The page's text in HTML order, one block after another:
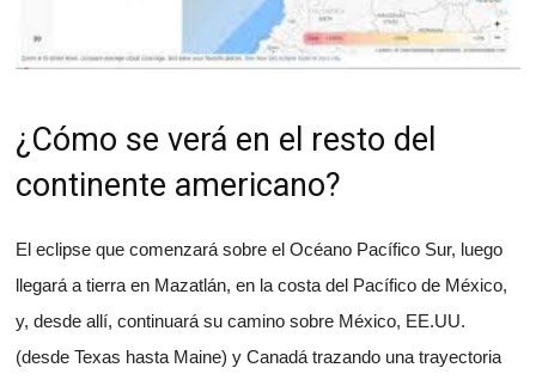
¿Cómo se verá en el resto del
continente americano?
El eclipse que comenzará sobre el Océano Pacífico Sur, luego
llegará a tierra en Mazatlán, en la costa del Pacífico de México,
y, desde allí, continuará su camino sobre México, EE.UU.
(desde Texas hasta Maine) y Canadá trazando una trayectoria